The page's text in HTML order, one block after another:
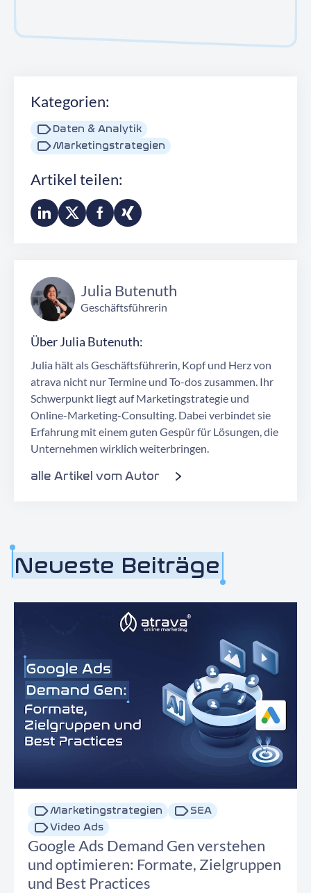
Kategorien:
Daten & Analytik
Marketingstrategien
Artikel teilen:
Julia Butenuth
Geschäftsführerin
Über Julia Butenuth:
Julia hält als Geschäftsführerin, Kopf und Herz von
atrava nicht nur Termine und To-dos zusammen. Ihr
Schwerpunkt liegt auf Marketingstrategie und
Online-Marketing-Consulting. Dabei verbindet sie
Erfahrung mit einem guten Gespür für Lösungen, die
Unternehmen wirklich weiterbringen.
alle Artikel vom Autor
Neueste Beiträge
Marketingstrategien
SEA
Video Ads
Google Ads Demand Gen verstehen
und optimieren: Formate, Zielgruppen
und Best Practices